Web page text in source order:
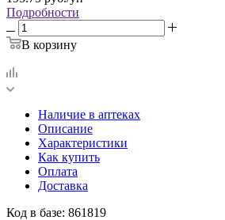
Подробности
В корзину
Наличие в аптеках
Описание
Характеристики
Как купить
Оплата
Доставка
Код в базе: 861819